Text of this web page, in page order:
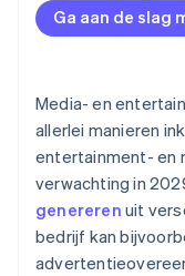
Ga aan de slag
Media- en
allerlei manieren
entertainment- en
verwachting in
genereren uit
bedrijf kan